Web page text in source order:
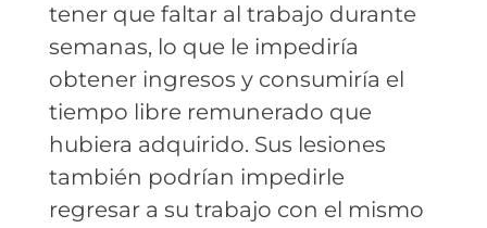
tener que faltar al trabajo durante
semanas, lo que le impediría
obtener ingresos y consumiría el
tiempo libre remunerado que
hubiera adquirido. Sus lesiones
también podrían impedirle
regresar a su trabajo con el mismo